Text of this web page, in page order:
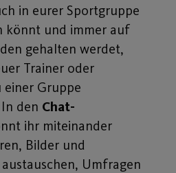
in eurer Sportgruppe
könnt und immer auf
gehalten werdet,
Trainer oder
einer Gruppe
den Chat-
ihr miteinander
Bilder und
Umfragen